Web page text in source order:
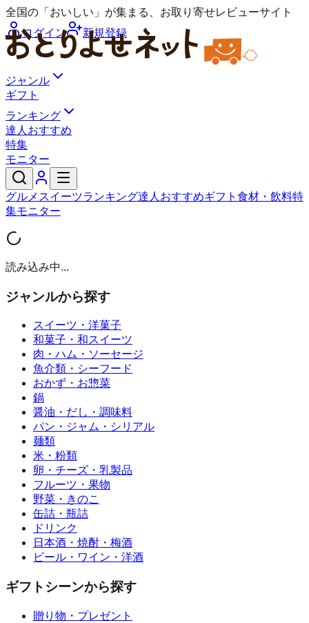
全国の「おいしい」が集まる、お取り寄せレビューサイト
ログイン
新規登録
ジャンル
ギフト
ランキング
達人おすすめ
特集
モニター
グルメ スイーツランキング達人おすすめギフト 食材・飲料特
集モニター
読み込み中...
ジャンルから探す
スイーツ・洋菓子
和菓子・和スイーツ
肉・ハム・ソーセージ
魚介類・シーフード
おかず・お惣菜
鍋
醤油・だし・調味料
パン・ジャム・シリアル
麺類
米・粉類
卵・チーズ・乳製品
フルーツ・果物
野菜・きのこ
缶詰・瓶詰
ドリンク
日本酒・焼酎・梅酒
ビール・ワイン・洋酒
ギフトシーンから探す
贈り物・プレゼント